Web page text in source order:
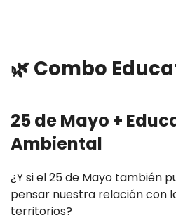
🌿 Combo
25 de Mayo +
Ambiental
¿Y si el 25 de Mayo también
pensar nuestra relación con
territorios?